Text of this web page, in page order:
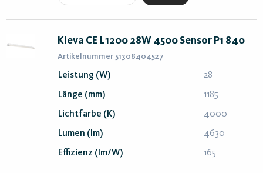
Kleva CE L1200 28W 4500 Sensor P1 840
Artikelnummer 51308404527
Leistung (W) 28
Länge (mm) 1185
Lichtfarbe (K) 4000
Lumen (lm) 4630
Effizienz (lm/W) 165